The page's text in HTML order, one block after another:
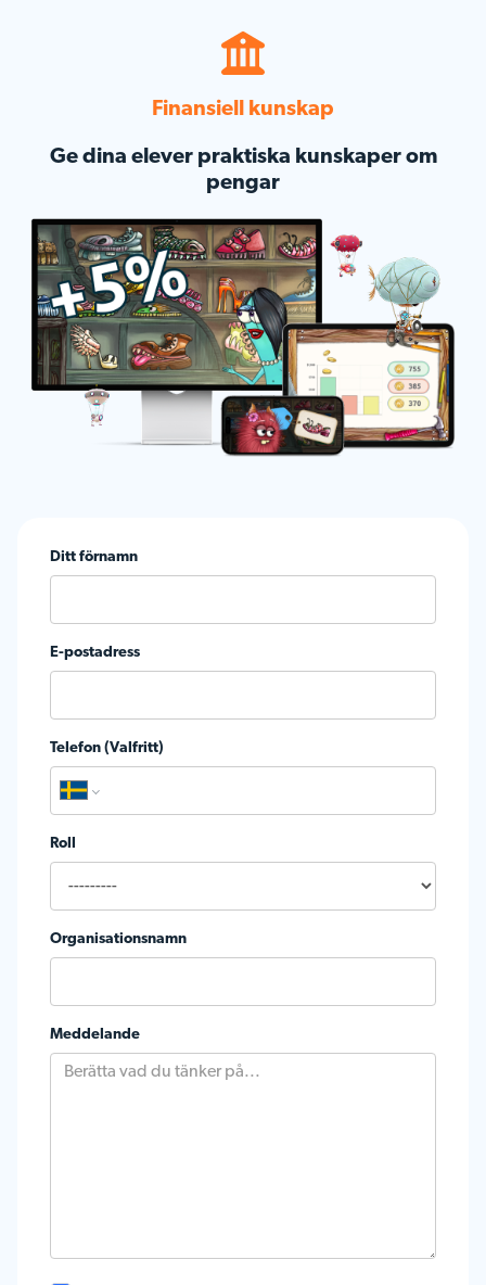
Finansiell kunskap
Ge dina elever praktiska kunskaper om
pengar
Ditt förnamn
E-postadress
Telefon (Valfritt)
Roll
Organisationsnamn
Meddelande